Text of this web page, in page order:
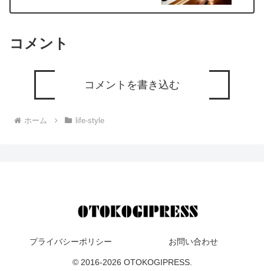
コメント
コメントを書き込む
ホーム life-style
プライバシーポリシー お問い合わせ
© 2016-2026 OTOKOGIPRESS.